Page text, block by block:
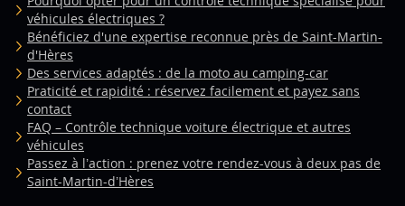
véhicules électriques ?
Bénéficiez d'une expertise reconnue près de Saint-Martin-
d'Hères
Des services adaptés : de la moto au camping-car
Praticité et rapidité : réservez facilement et payez sans
contact
FAQ – Contrôle technique voiture électrique et autres
véhicules
Passez à l’action : prenez votre rendez-vous à deux pas de
Saint-Martin-d’Hères